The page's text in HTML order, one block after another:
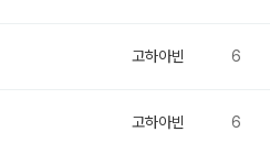
고하아빈 6
고하아빈 6